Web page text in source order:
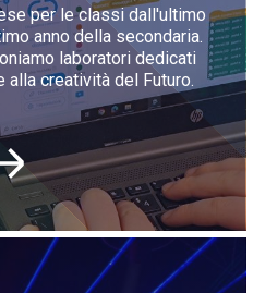
per le classi dall'ultimo
anno della secondaria.
laboratori dedicati
alla creatività del Futuro.
Immagine